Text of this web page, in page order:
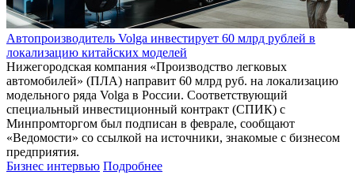
Автопроизводитель Volga инвестирует 60 млрд рублей в
локализацию китайских моделей
Нижегородская компания «Производство легковых
автомобилей» (ПЛА) направит 60 млрд руб. на локализацию
модельного ряда Volga в России. Соответствующий
специальный инвестиционный контракт (СПИК) с
Минпромторгом был подписан в феврале, сообщают
«Ведомости» со ссылкой на источники, знакомые с бизнесом
предприятия.
Бизнес интервью Подробнее